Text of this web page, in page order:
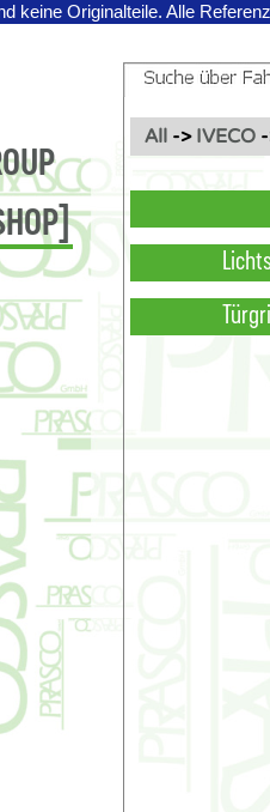
keine Originalteile. Alle
All-> IVECO